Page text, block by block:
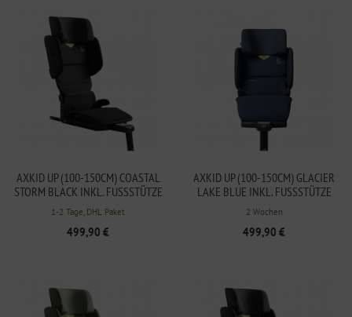
AXKID UP (100-150CM) COASTAL
STORM BLACK INKL. FUSSSTÜTZE
1-2 Tage, DHL Paket
499,90 €
AXKID UP (100-150CM) GLACIER
LAKE BLUE INKL. FUSSSTÜTZE
2 Wochen
499,90 €